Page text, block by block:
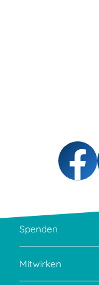
Spenden
Mitwirken